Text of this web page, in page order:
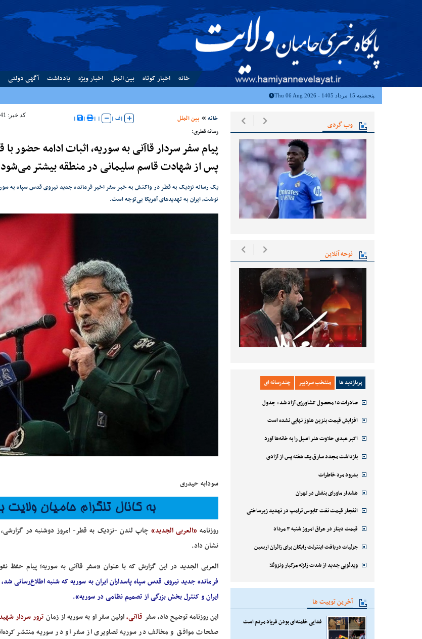
خانه اخبار کوتاه بین الملل اخبار ویژه یادداشت آگهی دولتی
پنجشنبه 15 مرداد 1405 - Thu 06 Aug 2026
وب گردی
نوحه آنلاین
پربازدید ها منتخب سردبیر چندرسانه ای
صادرات ۱۵ محصول کشاورزی آزاد شد+ جدول
افزایش قیمت بنزین هنوز نهایی نشده است
اکبر عبدی حلاوت هنر اصیل را به خانه‌ها آورد
بازداشت مجدد سارق یک هفته پس از آزادی
بدرود مرد خاطرات
هشدار ماورای بنفش در تهران
انفجار قیمت نفت کابوس ترامپ در تهدید زیرساختی
قیمت دینار در عراق امروز شنبه ۳ مرداد
جزئیات دریافت اینترنت رایگان برای زائران اربعین
ویدئویی جدید از شدت زلزله مرگبار ونزوئلا
آخرین توییت ها
فدایی خامنه‌ای بودن فریاد مردم است
خانه بین الملل |ف |
|
|
|
| کد خبر: 173841
رسانه قطری:
پیام سفر سردار قاآنی به سوریه، اثبات ادامه
پس از شهادت قاسم سلیمانی در منطقه بیشتر می‌شود
یک رسانه نزدیک به قطر در واکنش به خبر سفر اخیر فرمانده جدید نیروی قدس سپاه به
نوشت، ایران به تهدیدهای آمریکا بی‌توجه است.
سودابه حیدری
روزنامه «العربی الجدید» چاپ لندن -نزدیک به قطر- امروز دوشنبه در
نشان داد.
العربی الجدید در این گزارش که با عنوان «سفر قاآنی به سوریه؛ پیام حفظ
فرمانده جدید نیروی قدس سپاه پاسداران ایران به سوریه که شنبه
ایران و کنترل بخش بزرگی از تصمیم نظامی در سوریه».
این روزنامه توضیح داد، سفر قاآنی،اولین سفر او به سوریه از زمان ترور سردار
صفحات موافق و مخالف در سوریه تصاویری از سفر او در سوریه منتشر